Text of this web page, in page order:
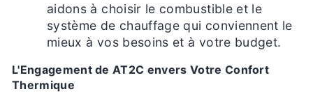
aidons à choisir le combustible et le
système de chauffage qui conviennent le
mieux à vos besoins et à votre budget.
L'Engagement de AT2C envers Votre Confort
Thermique